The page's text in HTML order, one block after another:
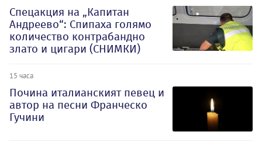
Спецакция на „Капитан
Андреево“: Спипаха голямо
количество контрабандно
злато и цигари (СНИМКИ)
15 часа
Почина италианският певец и
автор на песни Франческо
Гучини